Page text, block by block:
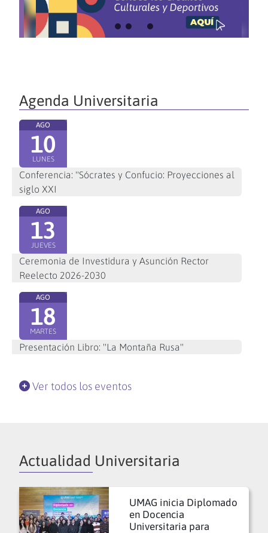
Agenda Universitaria
AGO
10
LUNES
Conferencia: "Sócrates y Confucio: Proyecciones al
siglo XXI
AGO
13
JUEVES
Ceremonia de Investidura y Asunción Rector
Reelecto 2026-2030
AGO
18
MARTES
Presentación Libro: "La Montaña Rusa"
Ver todos los eventos
Actualidad Universitaria
UMAG inicia Diplomado
en Docencia
Universitaria para